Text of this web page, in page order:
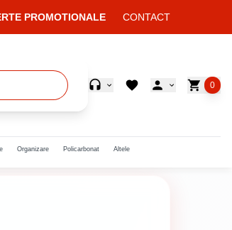
PROMOTIONALE CONTACT
0
Organizare Policarbonat Altele